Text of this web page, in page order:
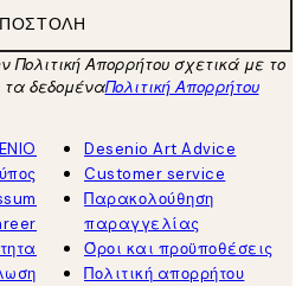
Απορρήτου σχετικά με το
δεδομέναΠολιτική Απορρήτου
Desenio Art Advice
Customer service
Παρακολούθηση
παραγγελίας
Όροι και προϋποθέσεις
Πολιτική απορρήτου